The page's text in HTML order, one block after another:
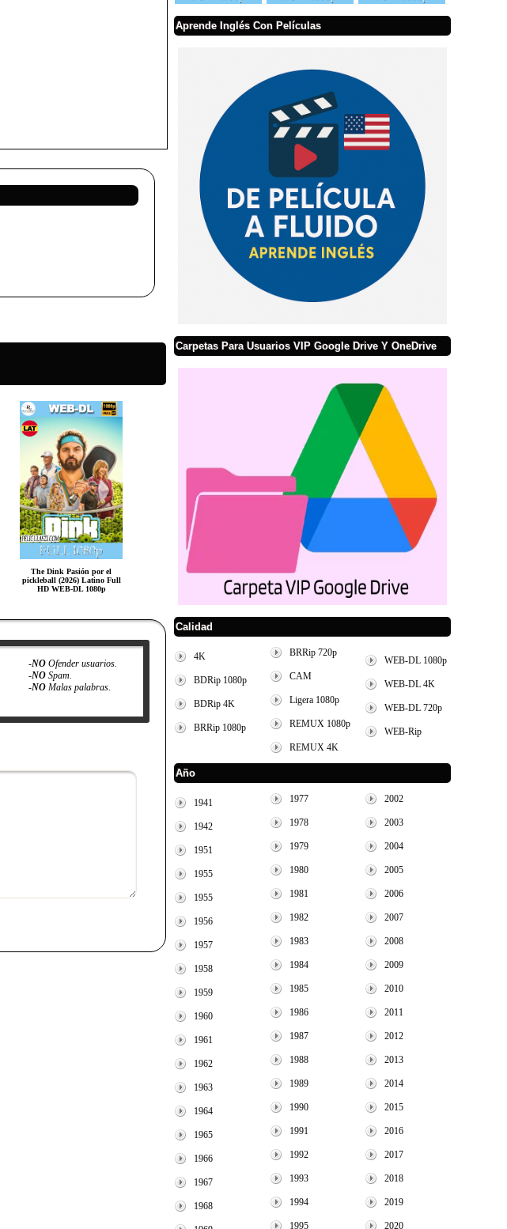
The Dink Pasión por el
pickleball (2026) Latino Full
HD WEB-DL 1080p
-NOOfender usuarios.
-NOSpam.
-NOMalas palabras.
Aprende Inglés Con Películas
Carpetas Para Usuarios VIP Google Drive Y OneDrive
Calidad
4K
BDRip 1080p
BDRip 4K
BRRip 1080p
BRRip 720p
CAM
Ligera 1080p
REMUX 1080p
REMUX 4K
WEB-DL 1080p
WEB-DL 4K
WEB-DL 720p
WEB-Rip
Año
1941
1942
1951
1955
1955
1956
1957
1958
1959
1960
1961
1962
1963
1964
1965
1966
1967
1968
1977
1978
1979
1980
1981
1982
1983
1984
1985
1986
1987
1988
1989
1990
1991
1992
1993
1994
1995
2002
2003
2004
2005
2006
2007
2008
2009
2010
2011
2012
2013
2014
2015
2016
2017
2018
2019
2020